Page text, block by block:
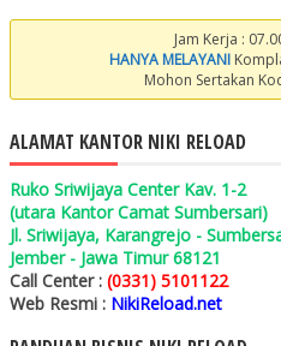
Jam Kerja :
HANYA MELAYANI
Mohon Sertakan
ALAMAT KANTOR NIKI RELOAD
Ruko Sriwijaya Center Kav. 1-2
(utara Kantor Camat Sumbersari)
Jl. Sriwijaya, Karangrejo -
Jember - Jawa Timur 68121
Call Center : (0331) 5101122
Web Resmi : NikiReload.net